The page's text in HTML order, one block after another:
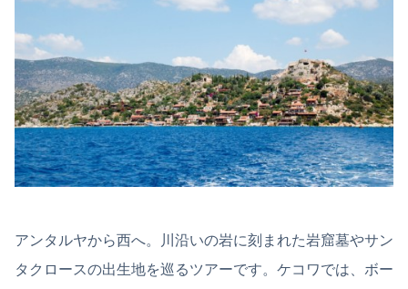
アンタルヤから西へ。川沿いの岩に刻まれた岩窟墓やサン
タクロースの出生地を巡るツアーです。ケコワでは、ボー